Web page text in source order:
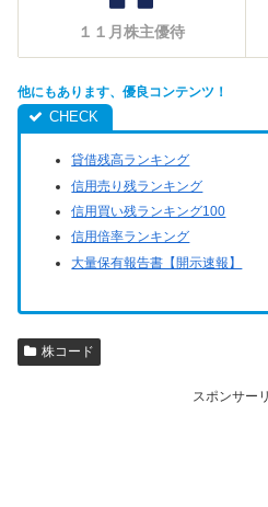
１１月株主優待
他にもあります、優良コンテンツ！
貸借残高ランキング
信用売り残ランキング
信用買い残ランキング100
信用倍率ランキング
大量保有報告書【開示速報】
株コード
スポンサー